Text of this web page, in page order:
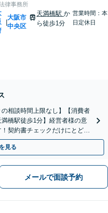
律事務所
|
大阪市
中央区
天満橋駅か
ら徒歩1分
営業時間：本
日定休日
相談時間上限なし】【消費者
橋駅徒歩1分】経営者様の意
契約書チェックだけにとどま
ックしましょう！
見る
メールで面談予約